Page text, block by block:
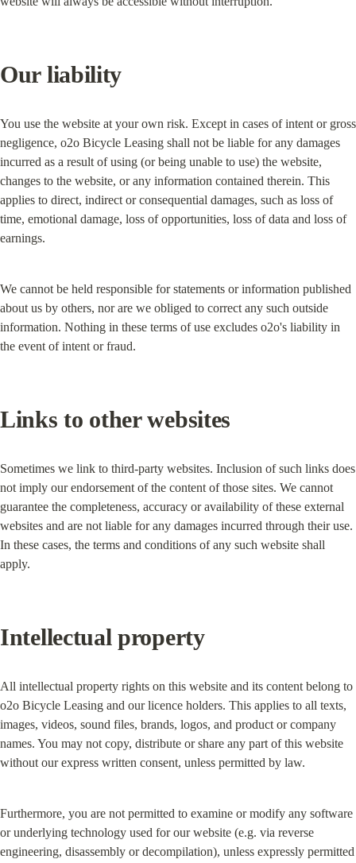
Our liability
You use the website at your own risk. Except in cases of intent or gross
negligence, o2o Bicycle Leasing shall not be liable for any damages
incurred as a result of using (or being unable to use) the website,
changes to the website, or any information contained therein. This
applies to direct, indirect or consequential damages, such as loss of
time, emotional damage, loss of opportunities, loss of data and loss of
earnings.
We cannot be held responsible for statements or information published
about us by others, nor are we obliged to correct any such outside
information. Nothing in these terms of use excludes o2o's liability in
the event of intent or fraud.
Links to other websites
Sometimes we link to third-party websites. Inclusion of such links does
not imply our endorsement of the content of those sites. We cannot
guarantee the completeness, accuracy or availability of these external
websites and are not liable for any damages incurred through their use.
In these cases, the terms and conditions of any such website shall
apply.
Intellectual property
All intellectual property rights on this website and its content belong to
o2o Bicycle Leasing and our licence holders. This applies to all texts,
images, videos, sound files, brands, logos, and product or company
names. You may not copy, distribute or share any part of this website
without our express written consent, unless permitted by law.
Furthermore, you are not permitted to examine or modify any software
or underlying technology used for our website (e.g. via reverse
engineering, disassembly or decompilation), unless expressly permitted